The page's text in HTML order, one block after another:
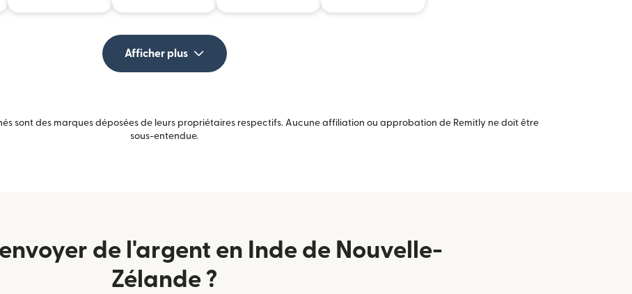
Afficher plus
sont des marques déposées de leurs propriétaires respectifs. Aucune affiliation ou approbation de Remitly ne doit être
sous-entendue.
de l'argent en Inde de Nouvelle-
Zélande ?